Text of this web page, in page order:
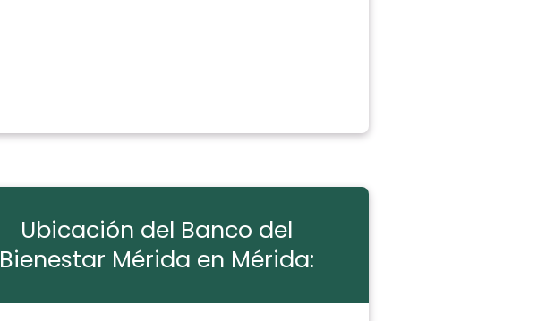
Ubicación del Banco del
Bienestar Mérida en Mérida: